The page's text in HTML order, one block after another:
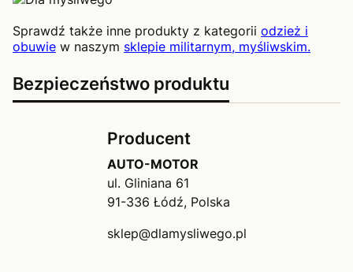
Sprawdź także inne produkty z kategorii odzież i
obuwie w naszym sklepie militarnym, myśliwskim.
Bezpieczeństwo produktu
Producent
AUTO-MOTOR
ul. Gliniana 61
91-336 Łódź, Polska
sklep@dlamysliwego.pl